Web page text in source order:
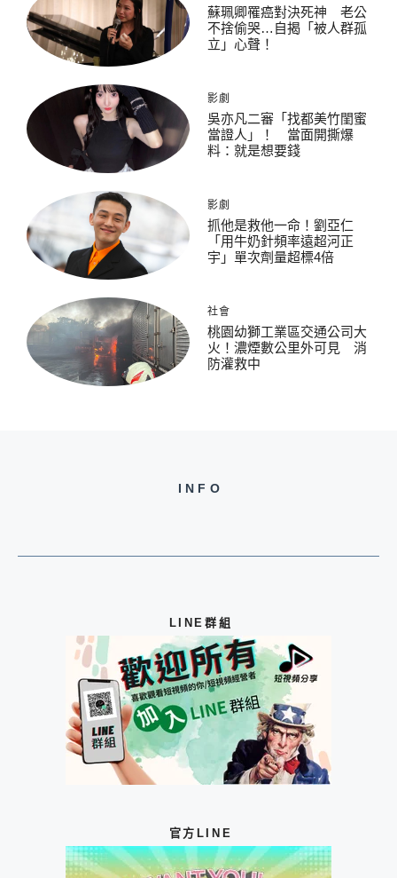
蘇珮卿罹癌對決死神 老公
不捨偷哭…自揭「被人群孤
立」心聲！
影劇
吳亦凡二審「找都美竹閨蜜
當證人」！ 當面開撕爆
料：就是想要錢
影劇
抓他是救他一命！劉亞仁
「用牛奶針頻率遠超河正
宇」單次劑量超標4倍
社會
桃園幼獅工業區交通公司大
火！濃煙數公里外可見 消
防灌救中
INFO
LINE群組
官方LINE